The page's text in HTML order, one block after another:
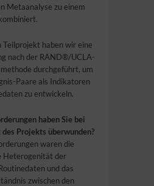
Metaanalyse zu einem
Teilprojekt haben wir eine
nach der RAND®/UCLA-
durchgeführt, um
Paare als Indikatoren
zu entwickeln.
haben Sie bei
Projekts überwunden?
waren die
Heterogenität der
und das
zwischen den